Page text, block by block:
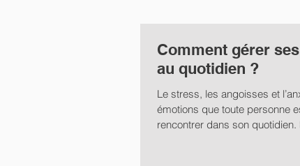
Comment gérer
au quotidien ?
Le stress, les angoisses et
émotions que toute personne
rencontrer dans son quotidien.